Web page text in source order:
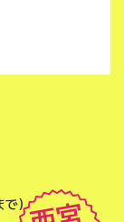
で）